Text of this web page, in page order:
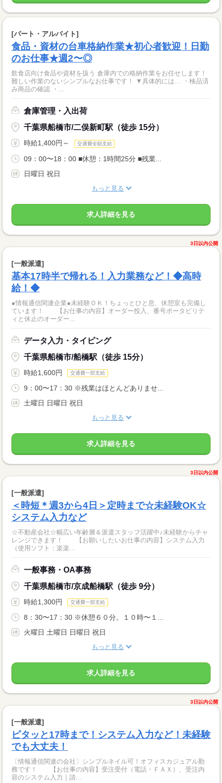
[パート・アルバイト]
食品・資材の台車格納作業★初心者歓迎！日勤
のお仕事★週2〜◎
飲食店向け食品や資材を扱う 倉庫内での格納作業をお任せします！
難しい作業のないシンプルなお仕事です！ ▼具体的には… ・検品済
み商品の確認 ・...
倉庫管理・入出荷
千葉県船橋市/二俣新町駅（徒歩 15分）
時給1,400円～ 交通費全額支給
09：00〜18：00 ■休憩：1時間25分 ■残業...
日曜日 祝日
もっと見る
求人詳細を見る
3日以内公開
[一般派遣]
基本17時半で帰れる！入力業務など！◆高時
給！◆
●情報通信関連企業●未経験ＯＫ！ちょっとひと息、休憩室も完備し
ています！ 【お仕事の内容】オーダー投入、番号ポータビリテ
ィと休止のオーダー...
データ入力・タイピング
千葉県船橋市/船橋駅（徒歩 15分）
時給1,600円 交通費一部支給
9：00〜17：30 ※残業はほとんどありませ...
土曜日 日曜日 祝日
もっと見る
求人詳細を見る
3日以内公開
[一般派遣]
＜時短＊週3から4日＞定時まで☆未経験OK☆
システム入力など
☆不動産会社☆幅広い年齢層＆派遣スタッフ活躍中♪未経験からチャ
レンジできます！ 【お願いしたいお仕事の内容】システム入力
（使用ソフト：楽楽...
一般事務・OA事務
千葉県船橋市/京成船橋駅（徒歩 9分）
時給1,300円 交通費一部支給
8：30〜17：30 ※休憩６０分。１０時〜１...
火曜日 土曜日 日曜日 祝日
もっと見る
求人詳細を見る
3日以内公開
[一般派遣]
ピタッと17時まで！システム入力など！未経験
でも大丈夫！
〔情報通信関連の会社〕シンプルネイル可！オフィスカジュアル勤
務です！ 【お仕事の内容】受注受付（電話・ＦＡＸ）、受注内
容のシステム入力｜請...